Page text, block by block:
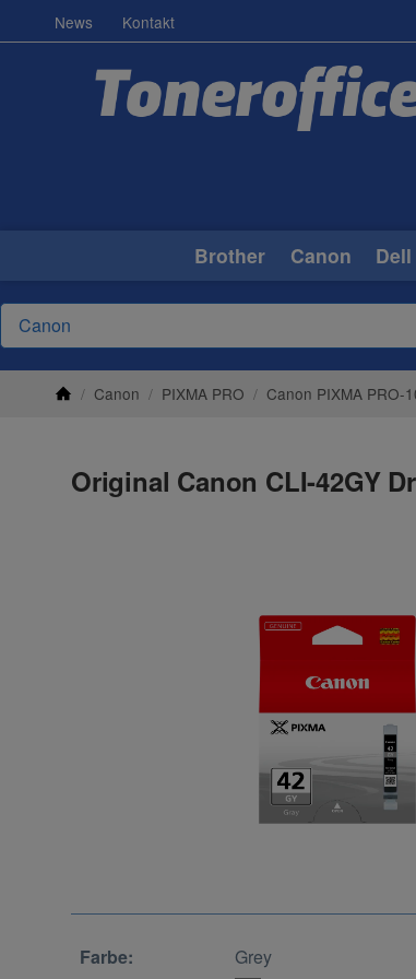
News Kontakt
Brother Canon Dell
/ Canon / PIXMA PRO / Canon PIXMA PRO-
Original Canon CLI-42GY
Farbe: Grey